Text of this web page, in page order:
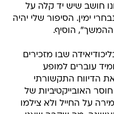
חושב שיש יד קלה על
ימין. הסיפור שלי יהיה
הוסיף.
שבו מזכירים
עוברים למופע
הדיווח התקשורתי
האובייקטיביות של
על החייל ולא צילמו